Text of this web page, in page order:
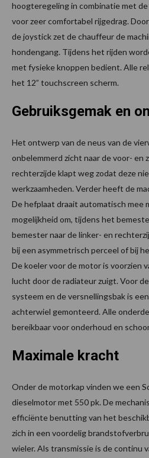
hoogteregeling in combinatie met
voor zeer comfortabel rijgedrag.
de joystick zet de chauffeur de
hondengang. Tijdens het rijden
met fysieke knoppen bedient. Alle
het 12” touchscreen scherm.
Gebruiksgemak en
Het ontwerp van de neus van de
onbelemmerd zicht naar de voor- en
rechterzijde klapt weg zodat deze
werkzaamheden. Verder heeft de
De hefplaat draait automatisch mee
mogelijkheid om, tijdens het
bemester naar de linker- en
bij een asymmetrisch perceel of bij
De koeler voor de motor is voorzien
lucht door de radiateur zuigt. Voor
systeem en de versnellingsbak is
achterwiel gemonteerd. Alle
bereikbaar voor onderhoud en
Maximale kracht
Onder de motorkap vinden we een
dieselmotor met 550 pk. De
efficiënte benutting van het
zich in een voordelig
wieler. Als transmissie is de continu